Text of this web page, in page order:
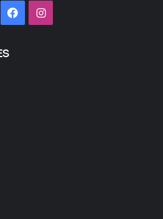
FacebookInstagram